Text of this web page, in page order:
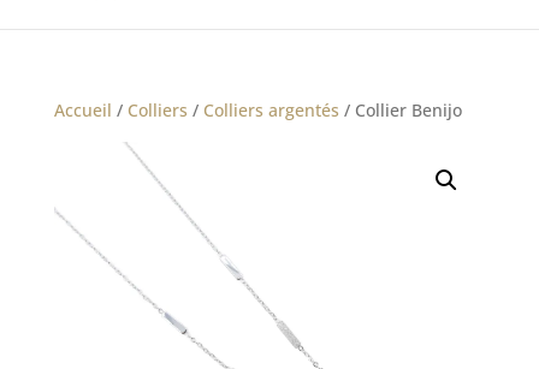
Accueil / Colliers / Colliers argentés / Collier Benijo